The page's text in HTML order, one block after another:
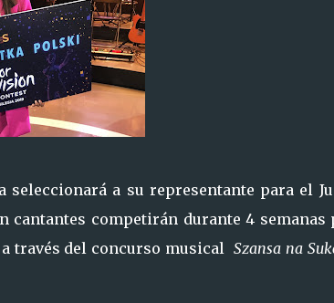
seleccionará a su representante para el
cantantes competirán durante 4 semanas
través del concurso musical Szansa na